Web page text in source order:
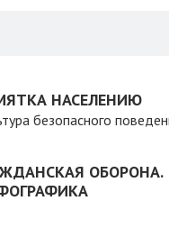
НАСЕЛЕНИЮ
безопасного
ОБОРОНА.